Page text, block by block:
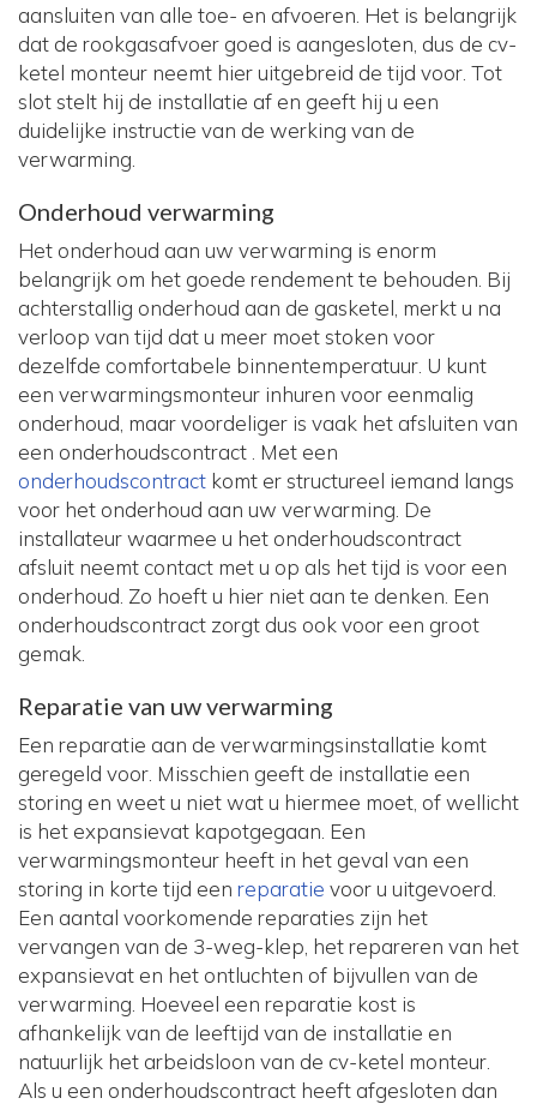
aansluiten van alle toe- en afvoeren. Het is belangrijk
dat de rookgasafvoer goed is aangesloten, dus de cv-
ketel monteur neemt hier uitgebreid de tijd voor. Tot
slot stelt hij de installatie af en geeft hij u een
duidelijke instructie van de werking van de
verwarming.
Onderhoud verwarming
Het onderhoud aan uw verwarming is enorm
belangrijk om het goede rendement te behouden. Bij
achterstallig onderhoud aan de gasketel, merkt u na
verloop van tijd dat u meer moet stoken voor
dezelfde comfortabele binnentemperatuur. U kunt
een verwarmingsmonteur inhuren voor eenmalig
onderhoud, maar voordeliger is vaak het afsluiten van
een onderhoudscontract . Met een
onderhoudscontract komt er structureel iemand langs
voor het onderhoud aan uw verwarming. De
installateur waarmee u het onderhoudscontract
afsluit neemt contact met u op als het tijd is voor een
onderhoud. Zo hoeft u hier niet aan te denken. Een
onderhoudscontract zorgt dus ook voor een groot
gemak.
Reparatie van uw verwarming
Een reparatie aan de verwarmingsinstallatie komt
geregeld voor. Misschien geeft de installatie een
storing en weet u niet wat u hiermee moet, of wellicht
is het expansievat kapotgegaan. Een
verwarmingsmonteur heeft in het geval van een
storing in korte tijd een reparatie voor u uitgevoerd.
Een aantal voorkomende reparaties zijn het
vervangen van de 3-weg-klep, het repareren van het
expansievat en het ontluchten of bijvullen van de
verwarming. Hoeveel een reparatie kost is
afhankelijk van de leeftijd van de installatie en
natuurlijk het arbeidsloon van de cv-ketel monteur.
Als u een onderhoudscontract heeft afgesloten dan